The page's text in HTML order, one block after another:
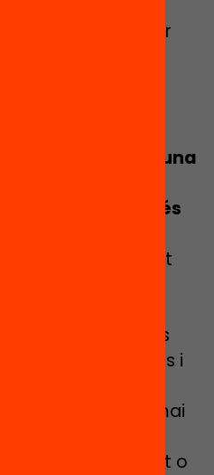
activitats i altres
La gràcia és anar
per enriquir el
ha
per
Foundation
, una
amb molt de
De què està més
conegut un munt
fent un grau
del
vist com els seus
els segells i
es podien
Dones que mai
ni somiat, en
que la universitat o